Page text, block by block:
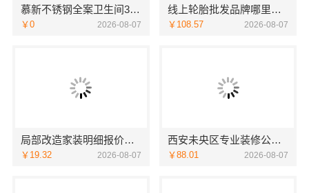
慕新不锈钢全案卫生间304材质
￥0 2026-08-07
线上轮胎批发品牌哪里买，湖北省腾冠畅实业贸易有限公司一手货源
￥108.57 2026-08-07
局部改造家装明细报价，万赢饰家新型建筑材料有限公司精准核算
￥19.32 2026-08-07
西安未央区专业装修公寓免费量房居安天成
￥88.01 2026-08-07